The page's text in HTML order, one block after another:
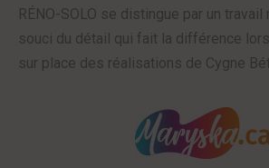
RÉNO-SOLO se distingue par un travail
souci du détail qui fait la différence
sur place des réalisations de Cygne